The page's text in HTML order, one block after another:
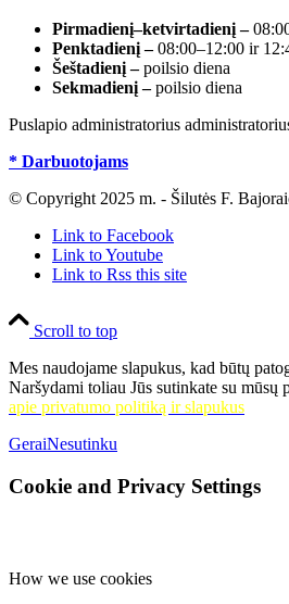
Pirmadienį–ketvirtadienį –
Penktadienį –08:00–12:00 ir
Šeštadienį –poilsio diena
Sekmadienį –poilsio diena
Puslapio administratorius
* Darbuotojams
© Copyright 2025 m. - Šilutės F.
Link to Facebook
Link to Youtube
Link to Rss this site
Scroll to top
Mes naudojame slapukus, kad būtų
Naršydami toliau Jūs sutinkate su mūsų
apie privatumo politiką ir slapukus
GeraiNesutinku
Cookie and Privacy Settings
How we use cookies